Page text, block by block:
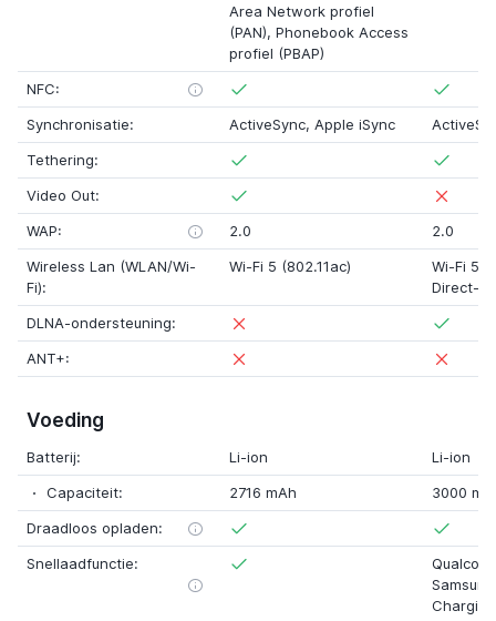
Area Network profiel
(PAN), Phonebook Access
profiel (PBAP)
NFC:
Synchronisatie:
ActiveSync, Apple iSync
Tethering:
Video Out:
WAP:
2.0
2.0
Wireless Lan (WLAN/Wi-
Fi):
Wi-Fi 5 (802.11ac)
Wi-Fi 5
Direct-
DLNA-ondersteuning:
ANT+:
Voeding
Batterij: Li-ion
Li-ion
Capaciteit:
2716 mAh
3000
Draadloos opladen:
Snellaadfunctie:
Charging